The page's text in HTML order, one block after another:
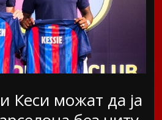
Кеси можат да ја